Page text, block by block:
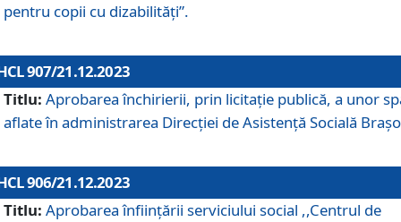
pentru copii cu dizabilități”.
907/21.12.2023
Titlu: Aprobarea închirierii, prin licitație publică, a unor
aflate în administrarea Direcției de Asistență Socială
906/21.12.2023
Titlu: Aprobarea înființării serviciului social ,,Centrul de